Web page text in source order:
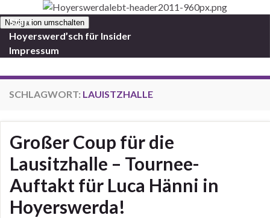
Navigation umschalten
Start
Hoyerswerd’sch für Insider
Impressum
SCHLAGWORT: LAUISTZHALLE
Großer Coup für die
Lausitzhalle – Tournee-
Auftakt für Luca Hänni in
Hoyerswerda!